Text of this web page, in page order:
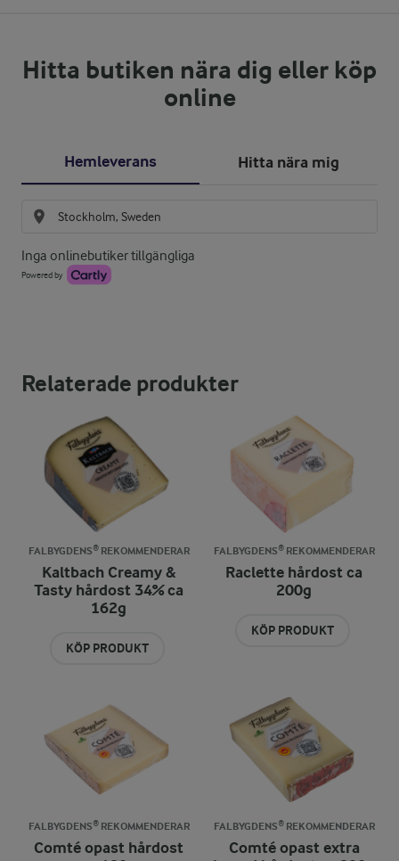
Hitta butiken nära dig eller köp
online
Hemleverans Hitta nära mig
Inga onlinebutiker tillgängliga
Powered by
Relaterade produkter
FALBYGDENS® REKOMMENDERAR
Kaltbach Creamy &
Tasty hårdost 34% ca
162g
KÖP PRODUKT
FALBYGDENS® REKOMMENDERAR
Raclette hårdost ca
200g
KÖP PRODUKT
FALBYGDENS® REKOMMENDERAR
Comté opast hårdost
FALBYGDENS® REKOMMENDERAR
Comté opast extra